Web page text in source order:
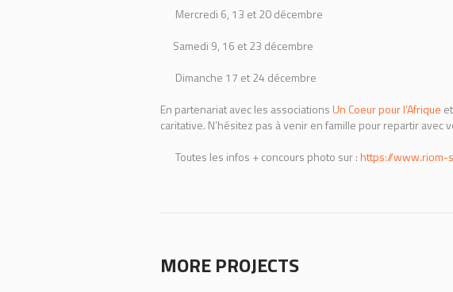
Mercredi 6, 13 et 20 décembre
Samedi 9, 16 et 23 décembre
Dimanche 17 et 24 décembre
En partenariat avec les associationsUn Coeur pour l’Afrique et
caritative. N’hésitez pas à venir en famille pour repartir avec
Toutes les infos + concours photo sur :https://www.riom-
MORE PROJECTS